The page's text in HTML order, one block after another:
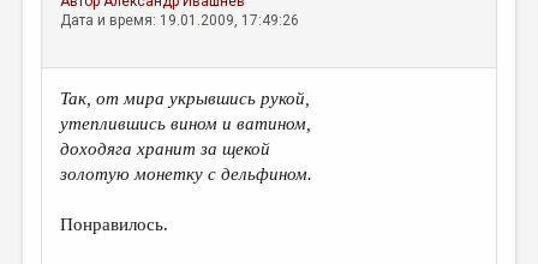
Дата и время: 19.01.2009, 17:49:26
Так, от мира укрывшись рукой,
утеплившись вином и ватином,
доходяга хранит за щекой
золотую монетку с дельфином.
Понравилось.